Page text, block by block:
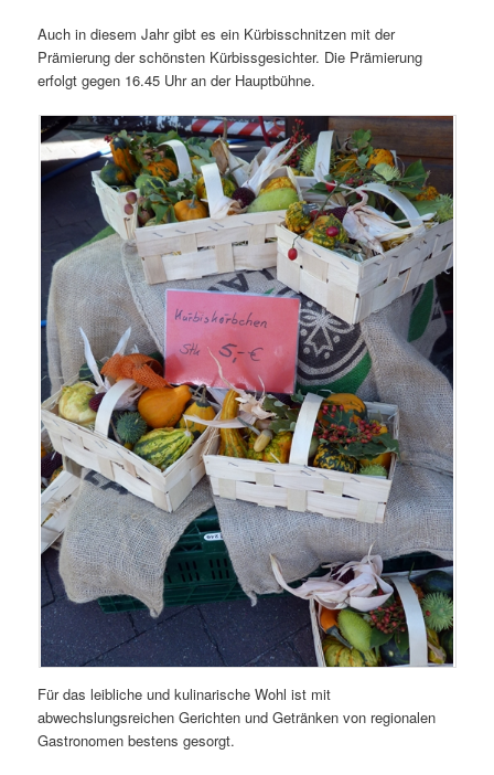
Auch in diesem Jahr gibt es ein Kürbisschnitzen mit der
Prämierung der schönsten Kürbissgesichter. Die Prämierung
erfolgt gegen 16.45 Uhr an der Hauptbühne.
Für das leibliche und kulinarische Wohl ist mit
abwechslungsreichen Gerichten und Getränken von regionalen
Gastronomen bestens gesorgt.